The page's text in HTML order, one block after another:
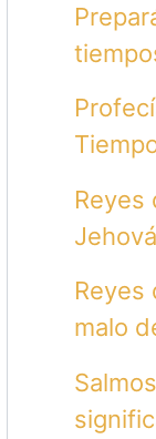
Reyes
Jehová
Reyes
malo